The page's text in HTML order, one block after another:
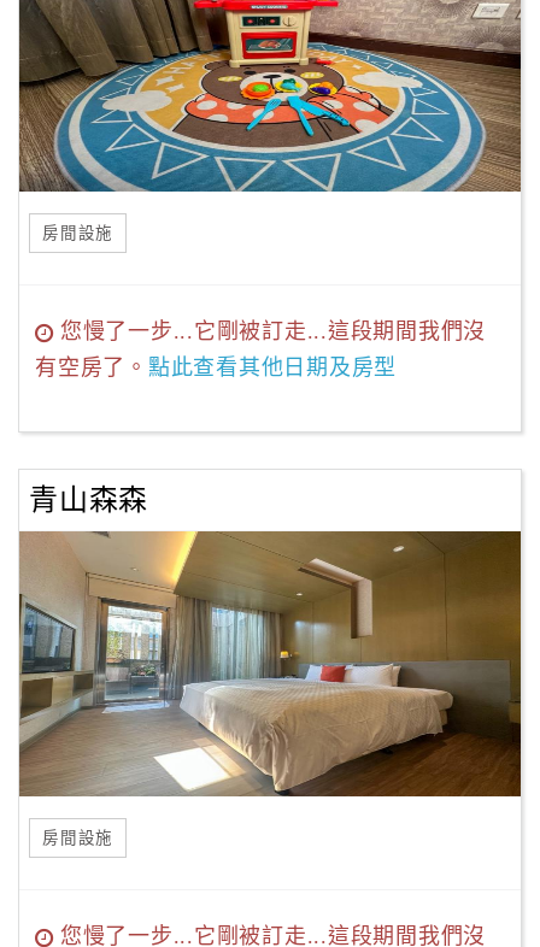
房間設施
您慢了一步...它剛被訂走...這段期間我們沒
有空房了。 點此查看其他日期及房型
青山森森
房間設施
您慢了一步...它剛被訂走...這段期間我們沒